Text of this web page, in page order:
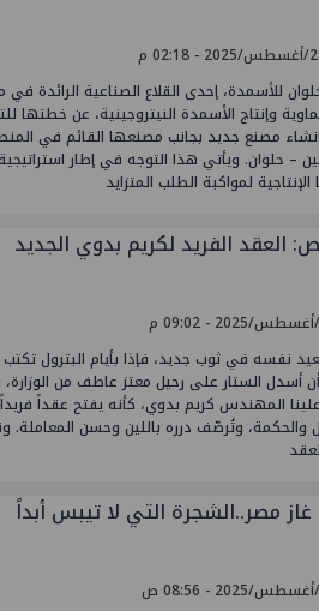
للأسمدة، إحدى القلاع الصناعية الرائدة في
وإنتاج الأسمدة النيتروجينية، عن خطتها
مصنع جديد بجانب مصنعها القائم في
– حلوان. ويأتي هذا التوجه في إطار
لمواكبة الطلب المتزايد
العقد الفريد لكريم بدوي الجديد
يعيد نفسه في ثوب جديد، فإذا بأيام البترول
أسدل الستار على رحيل معتز عاطف من
المهندس كريم بدوي، كأنه يفتح عقداً
والحكمة، وتُرصّف درره باللين وحسن المعاملة.
مصر..الشجرة التي لا تيبس أبداً